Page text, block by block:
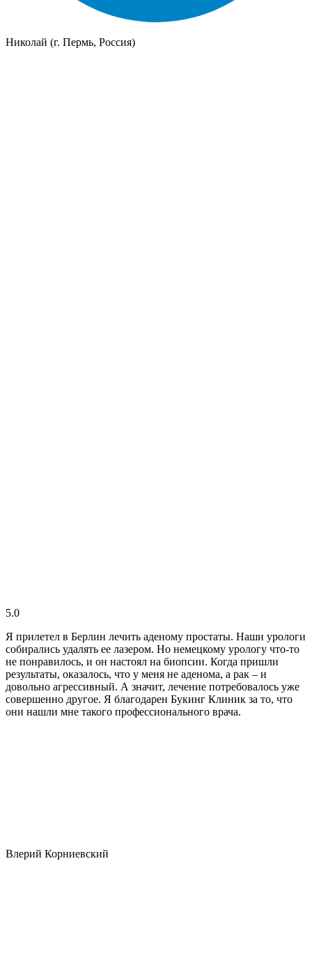
Николай (г. Пермь, Россия)
5.0
Я прилетел в Берлин лечить аденому простаты. Наши урологи
собирались удалять ее лазером. Но немецкому урологу что-то
не понравилось, и он настоял на биопсии. Когда пришли
результаты, оказалось, что у меня не аденома, а рак – и
довольно агрессивный. А значит, лечение потребовалось уже
совершенно другое. Я благодарен Букинг Клиник за то, что
они нашли мне такого профессионального врача.
Влерий Корниевский